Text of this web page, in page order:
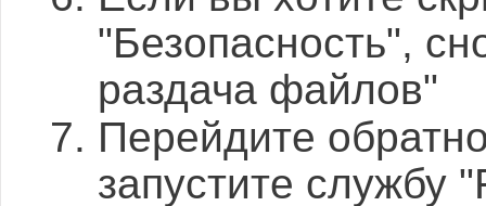
"Безопасность",
раздача файлов"
Перейдите
запустите службу